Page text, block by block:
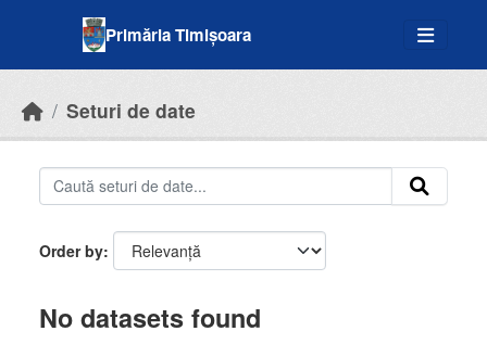
Primăria Timișoara
Seturi de date
Order by
No datasets found